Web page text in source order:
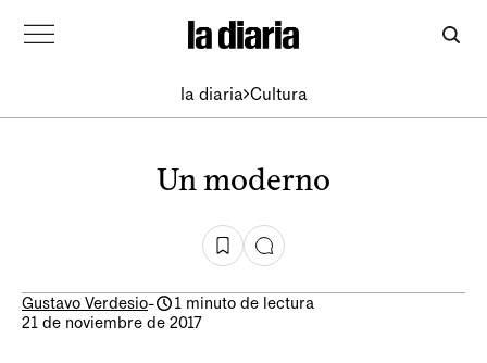
la diaria Cultura
Un moderno
Gustavo Verdesio-
1 minuto de lectura
21 de noviembre de 2017